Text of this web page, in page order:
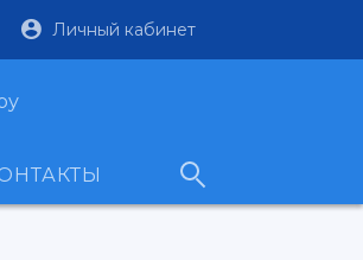
Личный кабинет